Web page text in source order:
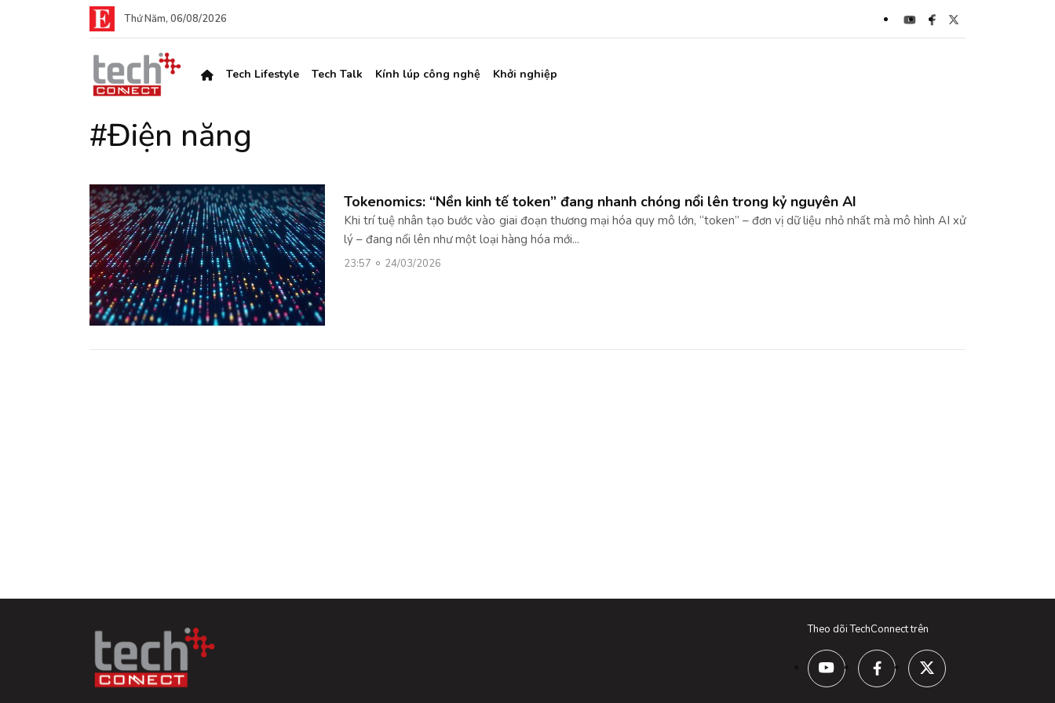
Thứ Năm, 06/08/2026
Tech Lifestyle Tech Talk Kính lúp công nghệ Khởi nghiệp
#Điện năng
Tokenomics: “Nền kinh tế token” đang nhanh chóng nổi lên trong kỷ nguyên AI
Khi trí tuệ nhân tạo bước vào giai đoạn thương mại hóa quy mô lớn, “token” – đơn vị dữ liệu nhỏ nhất mà mô hình AI xử
lý – đang nổi lên như một loại hàng hóa mới...
23:57 24/03/2026
Theo dõi TechConnect trên